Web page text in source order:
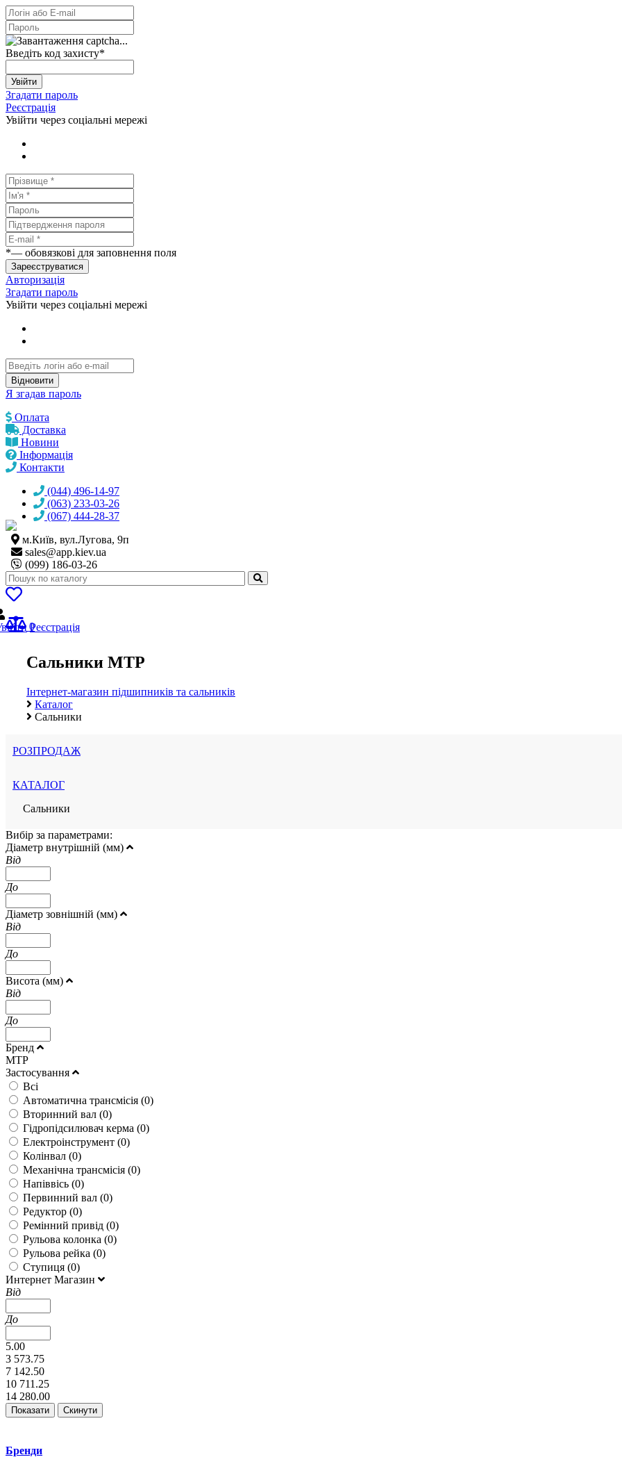
Введіть код захисту*
Увійти
Згадати пароль
Реєстрація
Увійти через соціальні мережі
*— обовязкові для заповнення поля
Зареєструватися
Авторизація
Згадати пароль
Увійти через соціальні мережі
Відновити
Я згадав пароль
Оплата
Доставка
Новини
Інформація
Контакти
(044) 496-14-97
(063) 233-03-26
(067) 444-28-37
м.Київ, вул.Лугова, 9п
sales@app.kiev.ua
(099) 186-03-26
0
Реєстрація
Сальники MTP
Інтернет-магазин підшипників та сальників
Каталог
Сальники
РОЗПРОДАЖ
КАТАЛОГ
Сальники
Вибір за параметрами:
Діаметр внутрішній (мм)
Від
До
Діаметр зовнішній (мм)
Від
До
Висота (мм)
Від
До
Бренд
MTP
Застосування
Всі
Автоматична трансмісія (0)
Вторинний вал (0)
Гідропідсилювач керма (0)
Електроінструмент (0)
Колінвал (0)
Механічна трансмісія (0)
Напіввісь (0)
Первинний вал (0)
Редуктор (0)
Ремінний привід (0)
Рульова колонка (0)
Рульова рейка (0)
Ступиця (0)
Интернет Магазин
Від
До
5.00
3 573.75
7 142.50
10 711.25
14 280.00
Бренди